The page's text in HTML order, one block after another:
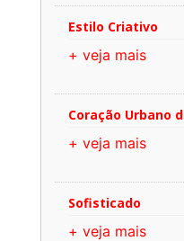
Estilo Criativo
+ veja mais
Coração Urbano
+ veja mais
Sofisticado
+ veja mais